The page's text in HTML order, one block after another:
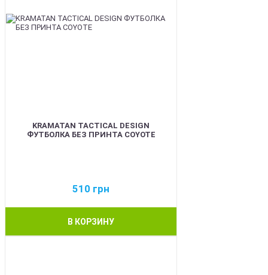
KRAMATAN TACTICAL DESIGN
ФУТБОЛКА БЕЗ ПРИНТА COYOTE
510 грн
В КОРЗИНУ